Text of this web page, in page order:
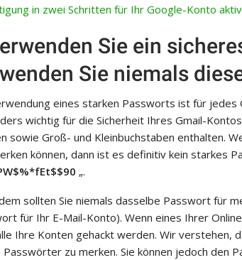
in zwei Schritten für Ihr Google-Konto
Sie ein
Sie niemals
eines starken Passworts ist für
wichtig für die Sicherheit Ihres Gmail-
sowie Groß- und Kleinbuchstaben enthalten.
können, dann ist es definitiv kein starkes
„.
sollten Sie niemals dasselbe Passwort für
für Ihr E-Mail-Konto). Wenn eines Ihrer
Ihre Konten gehackt werden. Wir verstehen,
zu merken. Sie können jedoch den